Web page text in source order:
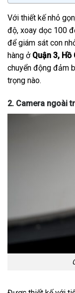
Với thiết kế nhỏ
độ, xoay dọc 100
để giám sát con
hàng ở Quận 3,
chuyển động đảm
trọng nào.
2. Camera ngoài